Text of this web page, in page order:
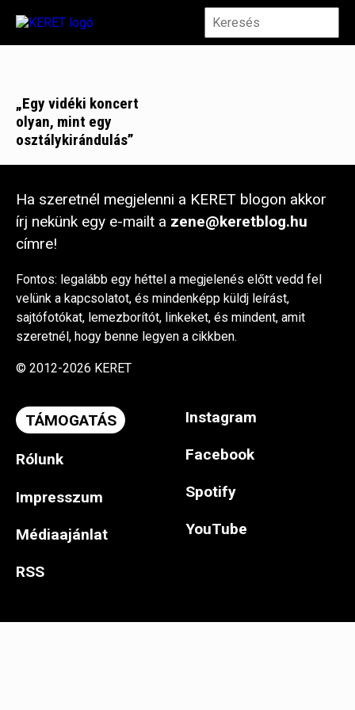
„Egy vidéki koncert
olyan, mint egy
osztálykirándulás”
Ha szeretnél megjelenni a KERET blogon akkor
írj nekünk egy e-mailt a zene@keretblog.hu
címre!
Fontos: legalább egy héttel a megjelenés előtt vedd fel
velünk a kapcsolatot, és mindenképp küldj leírást,
sajtófotókat, lemezborítót, linkeket, és mindent, amit
szeretnél, hogy benne legyen a cikkben.
© 2012-2026 KERET
TÁMOGATÁS
Rólunk
Impresszum
Médiaajánlat
RSS
Instagram
Facebook
Spotify
YouTube